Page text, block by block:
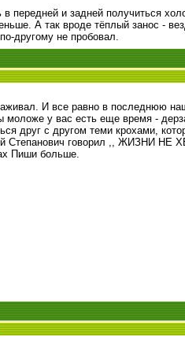
передней и задней получиться
А так вроде тёплый занос -
другому не пробовал.
И все равно в последнюю
моложе у вас есть еще время -
друг с другом теми крохами,
Степанович говорил ,, ЖИЗНИ НЕ
Пиши больше.